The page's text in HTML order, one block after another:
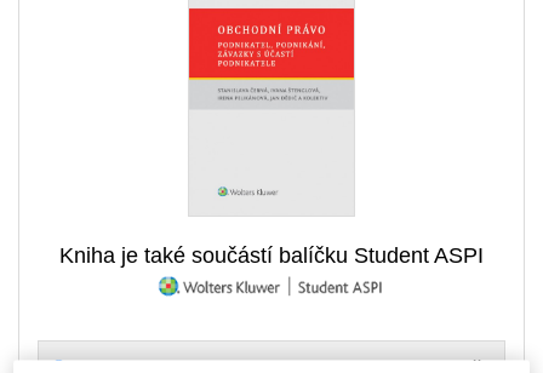
Kniha je také součástí balíčku Student ASPI